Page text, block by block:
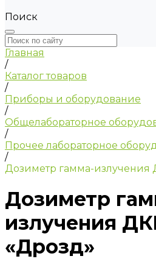
Поиск
Главная
/
Каталог товаров
/
Приборы и оборудование
/
Общелабораторное
/
Прочее лабораторное
/
Дозиметр гамма-излучения
Дозиметр
излучения
«Дрозд»